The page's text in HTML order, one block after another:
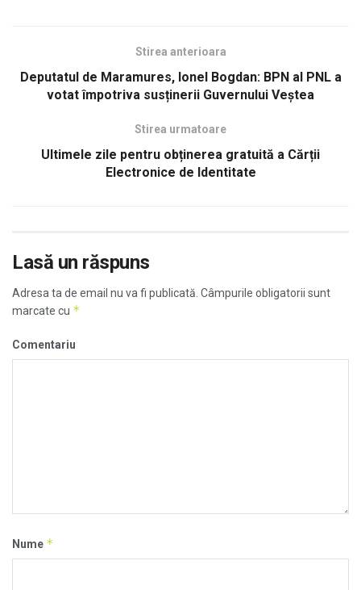
Stirea anterioara
Deputatul de Maramures, Ionel Bogdan: BPN al PNL a
votat împotriva susținerii Guvernului Veștea
Stirea urmatoare
Ultimele zile pentru obținerea gratuită a Cărții
Electronice de Identitate
Lasă un răspuns
Adresa ta de email nu va fi publicată. Câmpurile obligatorii sunt
marcate cu *
Comentariu
Nume *